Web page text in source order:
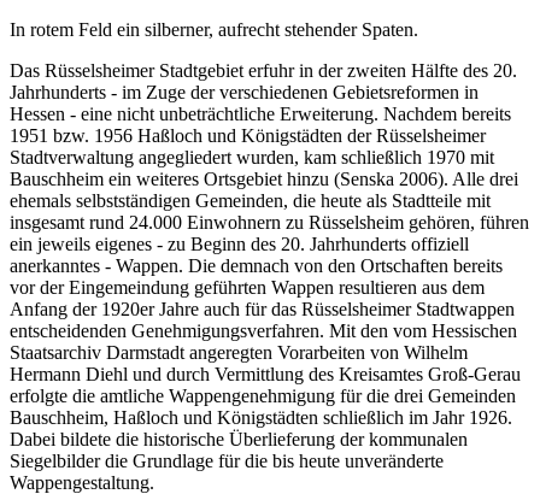
In rotem Feld ein silberner, aufrecht stehender Spaten.
Das Rüsselsheimer Stadtgebiet erfuhr in der zweiten Hälfte des 20.
Jahrhunderts - im Zuge der verschiedenen Gebietsreformen in
Hessen - eine nicht unbeträchtliche Erweiterung. Nachdem bereits
1951 bzw. 1956 Haßloch und Königstädten der Rüsselsheimer
Stadtverwaltung angegliedert wurden, kam schließlich 1970 mit
Bauschheim ein weiteres Ortsgebiet hinzu (Senska 2006). Alle drei
ehemals selbstständigen Gemeinden, die heute als Stadtteile mit
insgesamt rund 24.000 Einwohnern zu Rüsselsheim gehören, führen
ein jeweils eigenes - zu Beginn des 20. Jahrhunderts offiziell
anerkanntes - Wappen. Die demnach von den Ortschaften bereits
vor der Eingemeindung geführten Wappen resultieren aus dem
Anfang der 1920er Jahre auch für das Rüsselsheimer Stadtwappen
entscheidenden Genehmigungsverfahren. Mit den vom Hessischen
Staatsarchiv Darmstadt angeregten Vorarbeiten von Wilhelm
Hermann Diehl und durch Vermittlung des Kreisamtes Groß-Gerau
erfolgte die amtliche Wappengenehmigung für die drei Gemeinden
Bauschheim, Haßloch und Königstädten schließlich im Jahr 1926.
Dabei bildete die historische Überlieferung der kommunalen
Siegelbilder die Grundlage für die bis heute unveränderte
Wappengestaltung.